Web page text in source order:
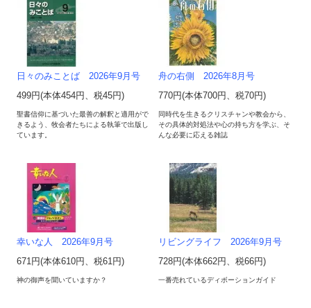
日々のみことば 2026年9月号
499円(本体454円、税45円)
聖書信仰に基づいた最善の解釈と適用がで
きるよう、牧会者たちによる執筆で出版し
ています。
舟の右側 2026年8月号
770円(本体700円、税70円)
同時代を生きるクリスチャンや教会から、
その具体的対処法や心の持ち方を学ぶ、そ
んな必要に応える雑誌
幸いな人 2026年9月号
671円(本体610円、税61円)
神の御声を聞いていますか？
リビングライフ 2026年9月号
728円(本体662円、税66円)
一番売れているディボーションガイド